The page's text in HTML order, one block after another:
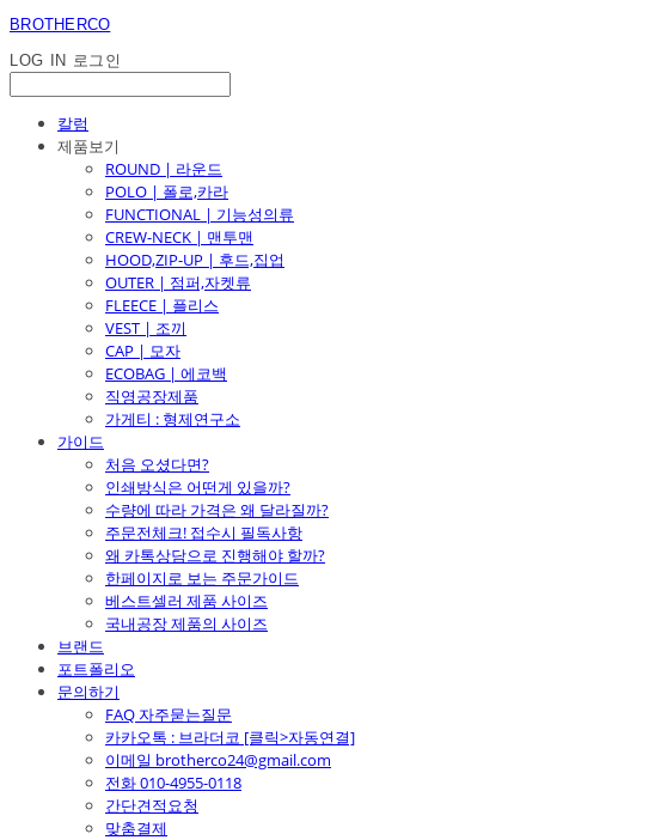
BROTHERCO
LOG IN 로그인
칼럼
제품보기
ROUND | 라운드
POLO | 폴로,카라
FUNCTIONAL | 기능성의류
CREW-NECK | 맨투맨
HOOD,ZIP-UP | 후드,집업
OUTER | 점퍼,자켓류
FLEECE | 플리스
VEST | 조끼
CAP | 모자
ECOBAG | 에코백
직영공장제품
가게티 : 형제연구소
가이드
처음 오셨다면?
인쇄방식은 어떤게 있을까?
수량에 따라 가격은 왜 달라질까?
주문전체크! 접수시 필독사항
왜 카톡상담으로 진행해야 할까?
한페이지로 보는 주문가이드
베스트셀러 제품 사이즈
국내공장 제품의 사이즈
브랜드
포트폴리오
문의하기
FAQ 자주묻는질문
카카오톡 : 브라더코 [클릭>자동연결]
이메일 brotherco24@gmail.com
전화 010-4955-0118
간단견적요청
맞춤결제